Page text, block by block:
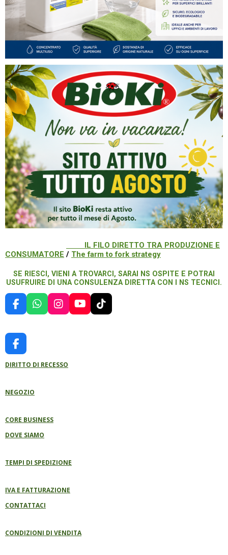
IL FILO DIRETTO TRA PRODUZIONE E
CONSUMATORE / The farm to fork strategy
SE RIESCI, VIENI A TROVARCI, SARAI NS OSPITE E POTRAI
USUFRUIRE DI UNA CONSULENZA DIRETTA CON I NS TECNICI.
F
A
E
B
O
O
W
H
P
I
N
R
Y
O
T
I
F
A
C
O
K
DIRITTO DI RECESSO
NEGOZIO
CORE BUSINESS
DOVE SIAMO
TEMPI DI SPEDIZIONE
IVA E FATTURAZIONE
CONTATTACI
CONDIZIONI DI VENDITA